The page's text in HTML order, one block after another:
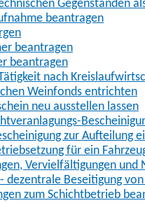
Gegenständen
beantragen
beantragen
beantragen
nach
Weinfonds entrichten
neu ausstellen lassen
zur Aufteilung
für ein
Vervielfältigungen und
dezentrale Beseitigung
zum Schichtbetrieb